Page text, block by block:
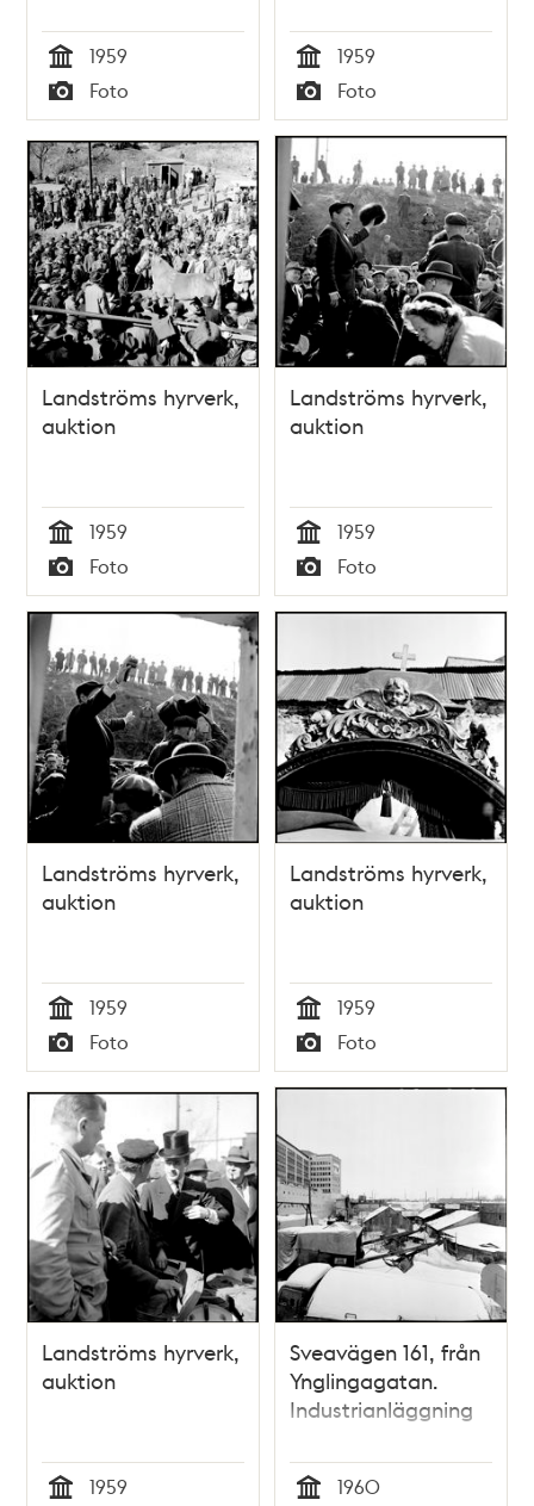
Tid
1959
Typ
Foto Tid
1959
Typ
Foto
Landströms hyrverk,
auktion
Tid
1959
Typ
Foto
Landströms hyrverk,
auktion
Tid
1959
Typ
Foto
Landströms hyrverk,
auktion
Tid
1959
Typ
Foto
Landströms hyrverk,
auktion
Tid
1959
Typ
Foto
Landströms hyrverk,
auktion
1959
Sveavägen 161, från
Ynglingagatan.
Industrianläggning
1960